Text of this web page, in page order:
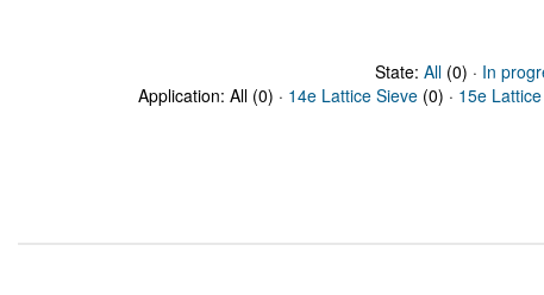
State: All(0) · In
Application: All (0) · 14e Lattice Sieve (0) · 15e